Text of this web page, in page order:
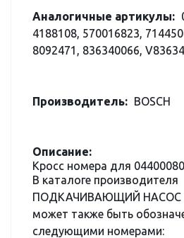
Аналогичные артикулы:
4188108, 570016823,
8092471, 836340066,
Производитель: BOSCH
Описание:
Кросс номера для
В каталоге производителя
ПОДКАЧИВАЮЩИЙ НАСОС
может также быть
следующими номерами: